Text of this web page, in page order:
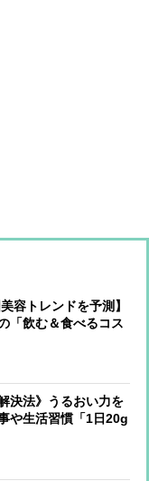
容トレンドを予測】
「飲む＆食べるコス
最注目は上あごに
決法》うるおい力を
や生活習慣「1日20g
時はマスクで保湿」